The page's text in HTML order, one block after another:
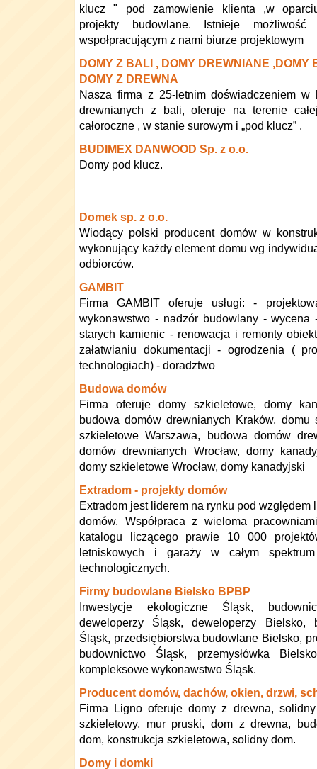
klucz " pod zamowienie klienta ,w
projekty budowlane. Istnieje
wspołpracującym z nami biurze projektowym
DOMY Z BALI , DOMY DREWNIANE ,DOMY
DOMY Z DREWNA
Nasza firma z 25-letnim doświadczeniem w
drewnianych z bali, oferuje na terenie
całoroczne , w stanie surowym i „pod klucz” .
BUDIMEX DANWOOD Sp. z o.o.
Domy pod klucz.
Domek sp. z o.o.
Wiodący polski producent domów w
wykonujący każdy element domu wg
odbiorców.
GAMBIT
Firma GAMBIT oferuje usługi: -
wykonawstwo - nadzór budowlany - wycena
starych kamienic - renowacja i remonty
załatwianiu dokumentacji - ogrodzenia (
technologiach) - doradztwo
Budowa domów
Firma oferuje domy szkieletowe, domy
budowa domów drewnianych Kraków, domu
szkieletowe Warszawa, budowa domów
domów drewnianych Wrocław, domy
domy szkieletowe Wrocław, domy kanadyjski
Extradom - projekty domów
Extradom jest liderem na rynku pod
domów. Współpraca z wieloma
katalogu liczącego prawie 10 000
letniskowych i garaży w całym
technologicznych.
Firmy budowlane Bielsko BPBP
Inwestycje ekologiczne Śląsk,
deweloperzy Śląsk, deweloperzy Bielsko,
Śląsk, przedsiębiorstwa budowlane Bielsko,
budownictwo Śląsk, przemysłówka
kompleksowe wykonawstwo Śląsk.
Producent domów, dachów, okien, drzwi,
Firma Ligno oferuje domy z drewna,
szkieletowy, mur pruski, dom z drewna,
dom, konstrukcja szkieletowa, solidny dom.
Domy i domki